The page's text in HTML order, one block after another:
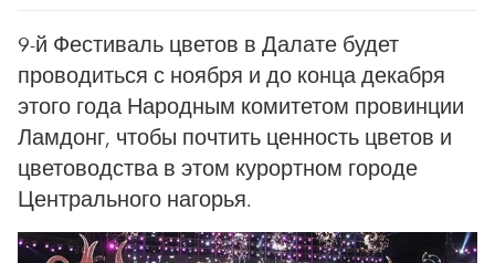
9-й Фестиваль цветов в Далате будет
проводиться с ноября и до конца декабря
этого года Народным комитетом провинции
Ламдонг, чтобы почтить ценность цветов и
цветоводства в этом курортном городе
Центрального нагорья.